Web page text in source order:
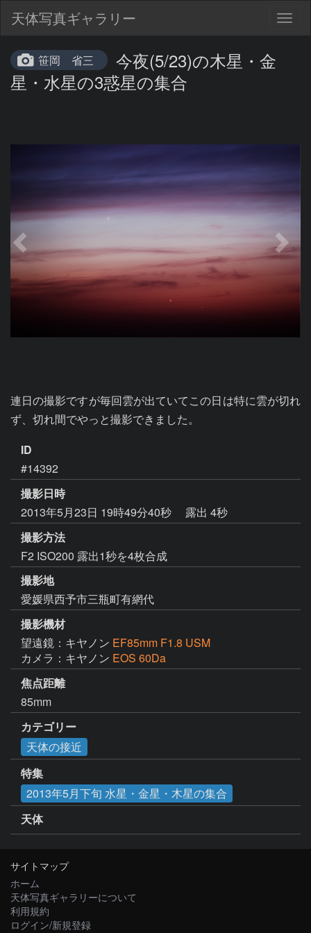
天体写真ギャラリー
笹岡 省三
今夜(5/23)の木星・金
星・水星の3惑星の集合
連日の撮影ですが毎回雲が出ていてこの日は特に雲が切れ
ず、切れ間でやっと撮影できました。
ID
#14392
撮影日時
2013年5月23日 19時49分40秒
露出 4秒
撮影方法
F2 ISO200 露出1秒を4枚合成
撮影地
愛媛県西予市三瓶町有網代
撮影機材
望遠鏡：キヤノン EF85mm F1.8 USM
カメラ：キヤノン EOS 60Da
焦点距離
85mm
カテゴリー
天体の接近
特集
2013年5月下旬 水星・金星・木星の集合
天体
サイトマップ
ホーム
天体写真ギャラリーについて
利用規約
ログイン/新規登録